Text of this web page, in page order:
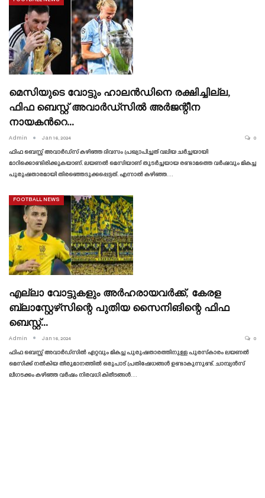
മെസിയുടെ വോട്ടും ഹാലൻഡിനെ രക്ഷിച്ചില്ല,
ഫിഫ ബെസ്റ്റ് അവാർഡ്‌സിൽ അർജന്റീന
നായകൻറെ…
Admin Jan 16, 2024 0
ഫിഫ ബെസ്റ്റ് അവാർഡ്‌സ് കഴിഞ്ഞ ദിവസം പ്രഖ്യാപിച്ചത് വലിയ ചർച്ചയായി
മാറിക്കൊണ്ടിരിക്കുകയാണ്. ലയണൽ മെസിയാണ് തുടർച്ചയായ രണ്ടാമത്തെ വർഷവും മികച്ച
പുരുഷതാരമായി തിരഞ്ഞെടുക്കപ്പെട്ടത്. എന്നാൽ കഴിഞ്ഞ…
FOOTBALL NEWS
എല്ലാ വോട്ടുകളും അർഹരായവർക്ക്, കേരള
ബ്ലാസ്റ്റേഴ്‌സിന്റെ പുതിയ സൈനിങിന്റെ ഫിഫ
ബെസ്റ്റ്…
Admin Jan 16, 2024 0
ഫിഫ ബെസ്റ്റ് അവാർഡ്‌സിൽ ഏറ്റവും മികച്ച പുരുഷതാരത്തിനുള്ള പുരസ്‌കാരം ലയണൽ
മെസിക്ക് നൽകിയ തീരുമാനത്തിൽ ഒരുപാട് പ്രതിഷേധങ്ങൾ ഉണ്ടാകുന്നുണ്ട്. ചാമ്പ്യൻസ്
ലീഗടക്കം കഴിഞ്ഞ വർഷം നിരവധി കിരീടങ്ങൾ…